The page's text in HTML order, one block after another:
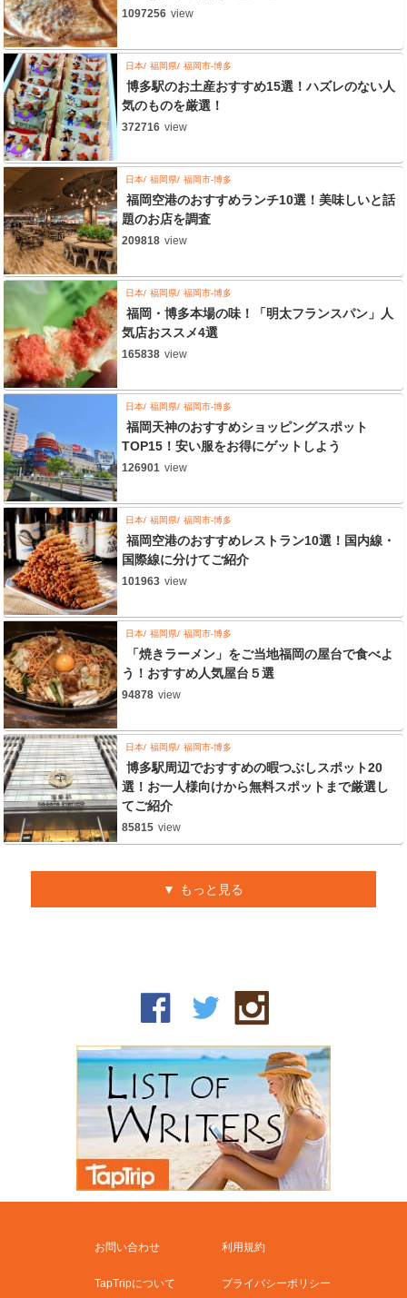
1097256 view
日本 福岡県 福岡市-博多
博多駅のお土産おすすめ15選！ハズレのない人
気のものを厳選！
372716 view
日本 福岡県 福岡市-博多
福岡空港のおすすめランチ10選！美味しいと話
題のお店を調査
209818 view
日本 福岡県 福岡市-博多
福岡・博多本場の味！「明太フランスパン」人
気店おススメ4選
165838 view
日本 福岡県 福岡市-博多
福岡天神のおすすめショッピングスポット
TOP15！安い服をお得にゲットしよう
126901 view
日本 福岡県 福岡市-博多
福岡空港のおすすめレストラン10選！国内線・
国際線に分けてご紹介
101963 view
日本 福岡県 福岡市-博多
「焼きラーメン」をご当地福岡の屋台で食べよ
う！おすすめ人気屋台５選
94878 view
日本 福岡県 福岡市-博多
博多駅周辺でおすすめの暇つぶしスポット20
選！お一人様向けから無料スポットまで厳選し
てご紹介
85815 view
もっと見る
お問い合わせ 利用規約
TapTripについて プライバシーポリシー